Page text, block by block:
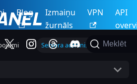
Blog
Izmaiņu
žurnāls
VPN
API
Meklēt
Servera administrēšana